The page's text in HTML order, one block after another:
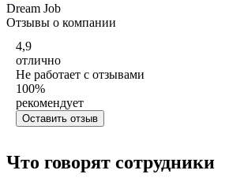
Dream Job
Отзывы о компании
4,9
отлично
Не работает с отзывами
100%
рекомендует
Оставить отзыв
Что говорят сотрудники